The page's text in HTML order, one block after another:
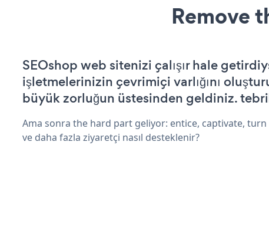
Remove
SEOshop web sitenizi çalışır hale
işletmelerinizin çevrimiçi varlığını
büyük zorluğun üstesinden geldiniz.
Ama sonra the hard part geliyor: entice, captivate, turn
ve daha fazla ziyaretçi nasıl desteklenir?